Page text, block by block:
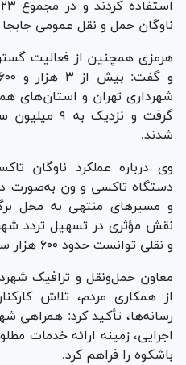
ناوگان حمل و نقل عمومی
هرمزی همچنین از فعالیت
شهرداری تهران و استان‌های
گرفت و نزدیک
شدند.
دستگاه تاکسی و ون به‌صورت
و مسیر‌های منتهی به محل
نقش مؤثری در تسهیل تردد
و نقلی توانست حدود ۶۰۰ هزار سفر را انجام دهد.
معاون حمل‌ونقل و ترافیک
از همکاری مردم، تلاش
رسانه‌ها، تأکید کرد: همراهی
اجرایی، زمینه ارائه خدمات
باشکوه را فراهم کرد.